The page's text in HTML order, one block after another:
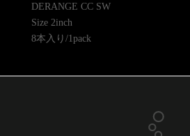
DERANGE CC SW
Size 2inch
8本入り/1pack